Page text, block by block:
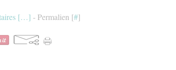
[…] - Permalien [#]